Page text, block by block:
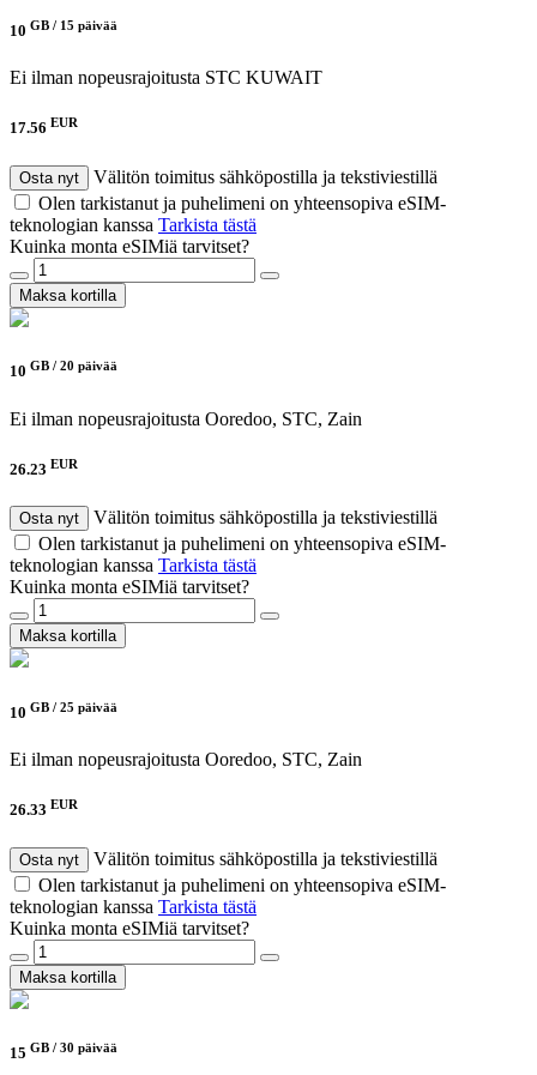
10 GB / 15 päivää
Ei ilman nopeusrajoitusta STC KUWAIT
17.56 EUR
Osta nyt
Välitön toimitus sähköpostilla ja tekstiviestillä
Olen tarkistanut ja puhelimeni on yhteensopiva eSIM-
teknologian kanssa Tarkista tästä
Kuinka monta eSIMiä tarvitset?
Maksa kortilla
10 GB / 20 päivää
Ei ilman nopeusrajoitusta Ooredoo, STC, Zain
26.23 EUR
Osta nyt
Välitön toimitus sähköpostilla ja tekstiviestillä
Olen tarkistanut ja puhelimeni on yhteensopiva eSIM-
teknologian kanssa Tarkista tästä
Kuinka monta eSIMiä tarvitset?
Maksa kortilla
10 GB / 25 päivää
Ei ilman nopeusrajoitusta Ooredoo, STC, Zain
26.33 EUR
Osta nyt
Välitön toimitus sähköpostilla ja tekstiviestillä
Olen tarkistanut ja puhelimeni on yhteensopiva eSIM-
teknologian kanssa Tarkista tästä
Kuinka monta eSIMiä tarvitset?
Maksa kortilla
15 GB / 30 päivää